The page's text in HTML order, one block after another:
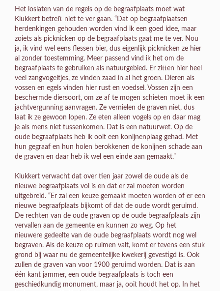
Het loslaten van de regels op de begraafplaats moet wat
Klukkert betreft niet te ver gaan. “Dat op begraafplaatsen
herdenkingen gehouden worden vind ik een goed idee, maar
zoiets als picknicken op de begraafplaats gaat me te ver. Nou
ja, ik vind wel eens flessen bier, dus eigenlijk picknicken ze hier
al zonder toestemming. Meer passend vind ik het om de
begraafplaats te gebruiken als natuurgebied. Er zitten hier heel
veel zangvogeltjes, ze vinden zaad in al het groen. Dieren als
vossen en egels vinden hier rust en voedsel. Vossen zijn een
beschermde diersoort, om ze af te mogen schieten moet ik een
jachtvergunning aanvragen. Ze vernielen de graven niet, dus
laat ik ze gewoon lopen. Ze eten alleen vogels op en daar mag
je als mens niet tussenkomen. Dat is een natuurwet. Op de
oude begraafplaats heb ik ooit een konijnenplaag gehad. Met
hun gegraaf en hun holen berokkenen de konijnen schade aan
de graven en daar heb ik wel een einde aan gemaakt.”
Klukkert verwacht dat over tien jaar zowel de oude als de
nieuwe begraafplaats vol is en dat er zal moeten worden
uitgebreid. “Er zal een keuze gemaakt moeten worden of er een
nieuwe begraafplaats bijkomt of dat de oude wordt geruimd.
De rechten van de oude graven op de oude begraafplaats zijn
vervallen aan de gemeente en kunnen zo weg. Op het
nieuwere gedeelte van de oude begraafplaats wordt nog wel
begraven. Als de keuze op ruimen valt, komt er tevens een stuk
grond bij waar nu de gemeentelijke kwekerij gevestigd is. Ook
zullen de graven van voor 1900 geruimd worden. Dat is aan
één kant jammer, een oude begraafplaats is toch een
geschiedkundig monument, maar ja, ooit houdt het op. In het